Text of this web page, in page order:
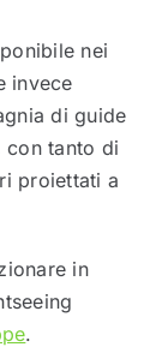
nei
invece
di guide
con tanto di
proiettati a
in
.